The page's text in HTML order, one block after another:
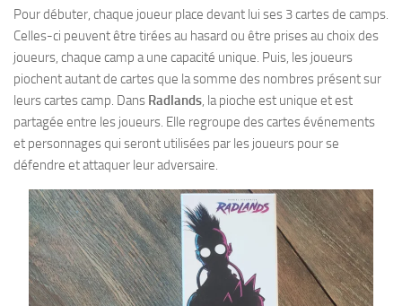
Pour débuter, chaque joueur place devant lui ses 3 cartes de camps.
Celles-ci peuvent être tirées au hasard ou être prises au choix des
joueurs, chaque camp a une capacité unique. Puis, les joueurs
piochent autant de cartes que la somme des nombres présent sur
leurs cartes camp. Dans Radlands, la pioche est unique et est
partagée entre les joueurs. Elle regroupe des cartes événements
et personnages qui seront utilisées par les joueurs pour se
défendre et attaquer leur adversaire.